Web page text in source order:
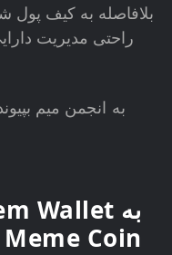
بلافاصله به کیف پول
راحتی مدیریت
به انجمن میم
عنوان کیف پول شما Meme Coin